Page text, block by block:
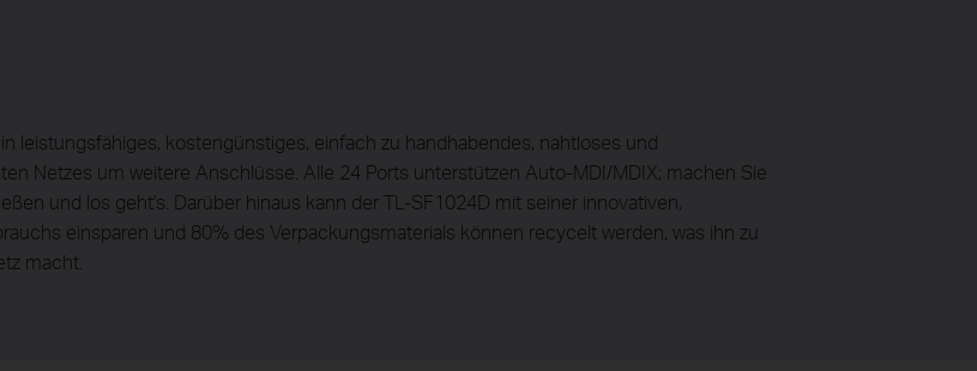
leistungsfähiges, kostengünstiges, einfach zu handhabendes, nahtloses und
Netzes um weitere Anschlüsse. Alle 24 Ports unterstützen Auto-MDI/MDIX; machen Sie
und los geht's. Darüber hinaus kann der TL-SF1024D mit seiner innovativen,
einsparen und 80% des Verpackungsmaterials können recycelt werden, was ihn zu
macht.